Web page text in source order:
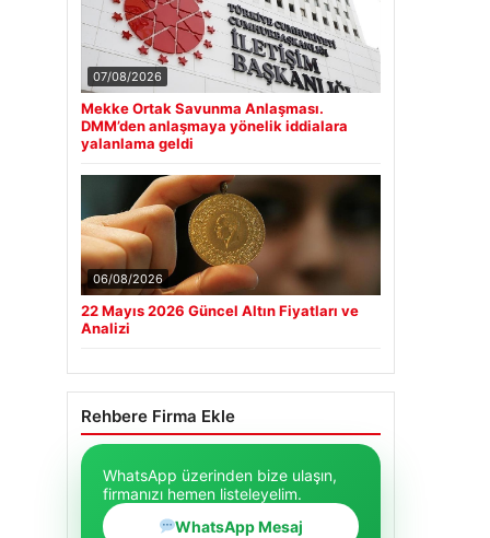
07/08/2026
Mekke Ortak Savunma Anlaşması.
DMM’den anlaşmaya yönelik iddialara
yalanlama geldi
06/08/2026
22 Mayıs 2026 Güncel Altın Fiyatları ve
Analizi
Rehbere Firma Ekle
WhatsApp üzerinden bize ulaşın,
firmanızı hemen listeleyelim.
WhatsApp Mesaj